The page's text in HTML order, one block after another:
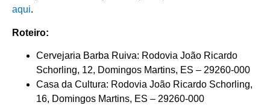
aqui.
Roteiro:
Cervejaria Barba Ruiva: Rodovia João Ricardo
Schorling, 12, Domingos Martins, ES – 29260-000
Casa da Cultura: Rodovia João Ricardo Schorling,
16, Domingos Martins, ES – 29260-000